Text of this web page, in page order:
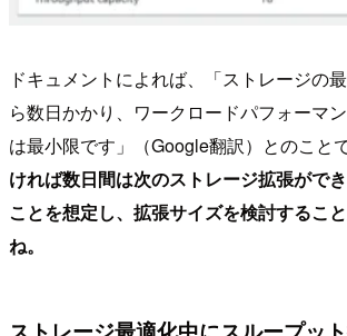
ドキュメントによれば、「ストレージの
ら数日かかり、ワークロードパフォーマ
は最小限です」（Google翻訳）とのことで
ければ数日間は次のストレージ拡張がで
ことを想定し、拡張サイズを検討するこ
ね。